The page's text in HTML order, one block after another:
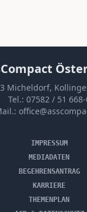
Micheldorf,
Tel.: 07582 / 51
IMPRESSUM
MEDIADATEN
BEGEHRENSANTRAG
KARRIERE
THEMENPLAN